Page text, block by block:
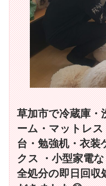
草加市で冷蔵庫
ーム・マットレ
台・勉強机・衣
クス ・小型家電
全処分の即日回収